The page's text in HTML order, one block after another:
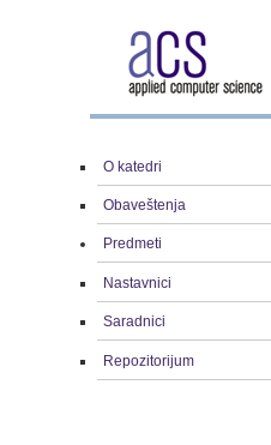
O katedri
Obaveštenja
Predmeti
Nastavnici
Saradnici
Repozitorijum